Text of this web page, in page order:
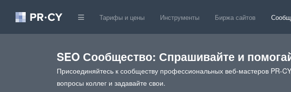
Тарифы и цены Инструменты Биржа сайтов
SEO Сообщество: Спрашивайте и
Присоединяйтесь к сообществу профессиональных веб-мастеров PR-
вопросы коллег и задавайте свои.